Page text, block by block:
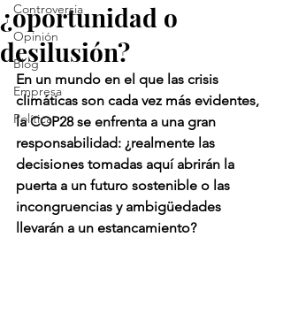
Controversia
Opinión
Blog
Empresa
Política
¿oportunidad o
desilusión?
En un mundo en el que las crisis
climáticas son cada vez más evidentes,
la COP28 se enfrenta a una gran
responsabilidad: ¿realmente las
decisiones tomadas aquí abrirán la
puerta a un futuro sostenible o las
incongruencias y ambigüedades
llevarán a un estancamiento?